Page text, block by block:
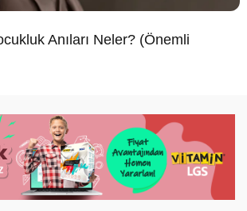
Anıları Neler? (Önemli